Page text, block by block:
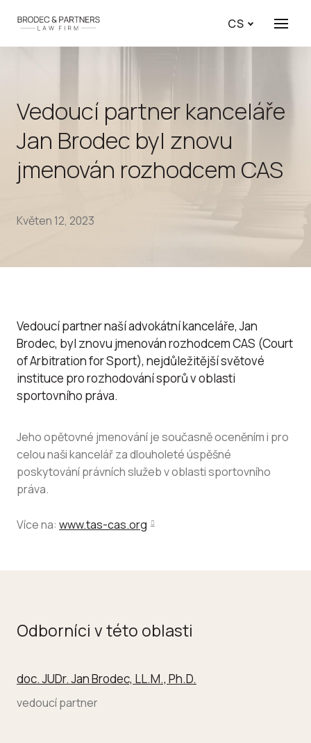
Menu
CS
Vedoucí partner kanceláře
Jan Brodec byl znovu
jmenován rozhodcem CAS
Květen 12, 2023
Vedoucí partner naší advokátní kanceláře, Jan
Brodec, byl znovu jmenován rozhodcem CAS (Court
of Arbitration for Sport), nejdůležitější světové
instituce pro rozhodování sporů v oblasti
sportovního práva.
Jeho opětovné jmenování je současně oceněním i pro
celou naši kancelář za dlouholeté úspěšné
poskytování právních služeb v oblasti sportovního
práva.
Více na: www.tas-cas.org
Odborníci v této oblasti
doc. JUDr. Jan Brodec, LL.M., Ph.D.
vedoucí partner